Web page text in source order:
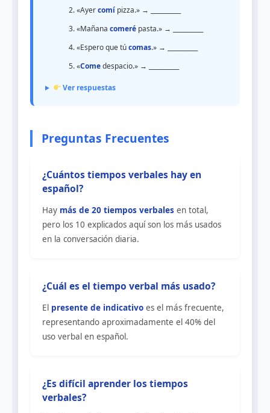
«Ayercomí pizza.» → __________
«Mañana comeré pasta.» → __________
«Espero que túcomas.» → __________
«Comedespacio.» → __________
Ver respuestas
Preguntas Frecuentes
¿Cuántos tiempos verbales hay en
español?
Hay más de 20 tiempos verbales en total,
pero los 10 explicados aquí son los más usados
en la conversación diaria.
¿Cuál es el tiempo verbal más usado?
El presente de indicativo es el más frecuente,
representando aproximadamente el 40% del
uso verbal en español.
¿Es difícil aprender los tiempos
verbales?